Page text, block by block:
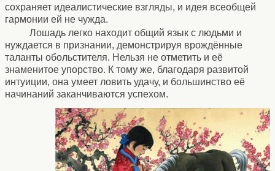
сохраняет идеалистические взгляды, и идея всеобщей
гармонии ей не чужда.
Лошадь легко находит общий язык с людьми и
нуждается в признании, демонстрируя врождённые
таланты обольстителя. Нельзя не отметить и её
знаменитое упорство. К тому же, благодаря развитой
интуиции, она умеет ловить удачу, и большинство её
начинаний заканчиваются успехом.